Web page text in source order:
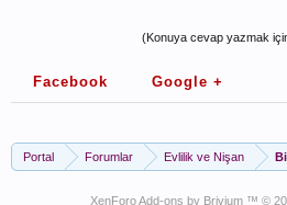
(Konuya cevap yazmak
Facebook Google +
Portal Forumlar Evlilik ve Nişan
XenForo Add-ons by Brivium ™ ©